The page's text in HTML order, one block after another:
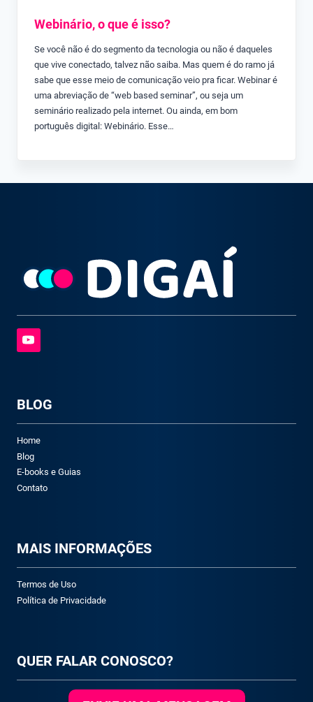
Webinário, o que é isso?
Se você não é do segmento da tecnologia ou não é daqueles
que vive conectado, talvez não saiba. Mas quem é do ramo já
sabe que esse meio de comunicação veio pra ficar. Webinar é
uma abreviação de “web based seminar”, ou seja um
seminário realizado pela internet. Ou ainda, em bom
português digital: Webinário. Esse…
BLOG
Home
Blog
E-books e Guias
Contato
MAIS INFORMAÇÕES
Termos de Uso
Política de Privacidade
QUER FALAR CONOSCO?